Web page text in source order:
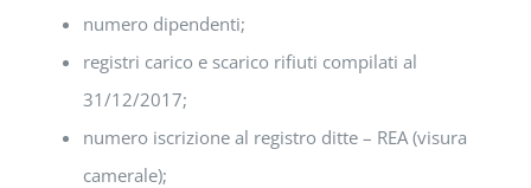
numero dipendenti;
registri carico e scarico rifiuti compilati al
31/12/2017;
numero iscrizione al registro ditte – REA (visura
camerale);